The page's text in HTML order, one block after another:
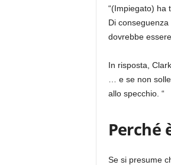
“(Impiegato) ha
Di
dovrebbe
In risposta,
… e se non
allo specchio. “
Perché
Se si presume